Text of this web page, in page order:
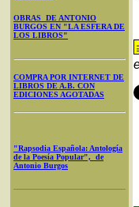
OBRAS DE ANTONIO
BURGOS EN "LA ESFERA DE
LOS LIBROS"
COMPRA POR INTERNET DE
LIBROS DE A.B. CON
EDICIONES AGOTADAS
"Rapsodia Española: Antología
de la Poesía Popular", de
Antonio Burgos